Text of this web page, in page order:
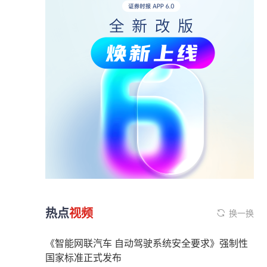
热点视频 换一换
《智能网联汽车 自动驾驶系统安全要求》强制性
国家标准正式发布